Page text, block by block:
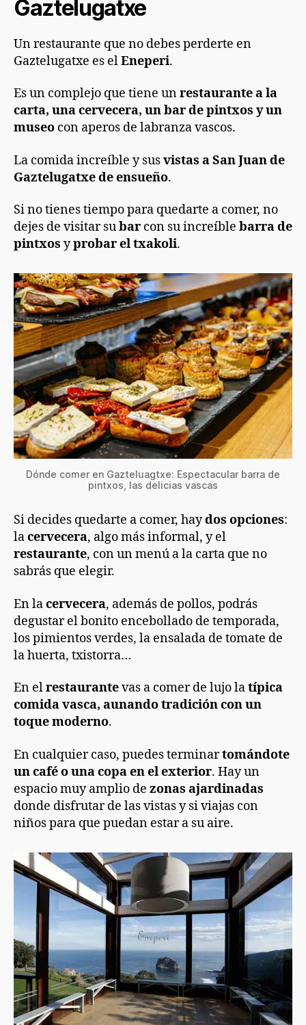
Gaztelugatxe
Un restaurante que no debes perderte en
Gaztelugatxe es elEneperi.
Es un complejo que tiene unrestaurante a la
carta, una cervecera, un bar de pintxos y un
museo con aperos de labranza vascos.
La comida increíble y susvistas a San Juan de
Gaztelugatxe de ensueño.
Si no tienes tiempo para quedarte a comer, no
dejes de visitar subar con su increíble barra de
pintxos yprobar el txakoli.
Dónde comer en Gazteluagtxe: Espectacular barra de
pintxos, las delicias vascas
Si decides quedarte a comer, haydos opciones:
lacervecera, algo más informal, y el
restaurante, con un menú a la carta que no
sabrás que elegir.
En lacervecera, además de pollos, podrás
degustar el bonito encebollado de temporada,
los pimientos verdes, la ensalada de tomate de
la huerta, txistorra…
En elrestaurantevas a comer de lujo latípica
comida vasca, aunando tradición con un
toque moderno.
En cualquier caso, puedes terminartomándote
un café o una copa en el exterior. Hay un
espacio muy amplio de zonas ajardinadas
donde disfrutar de las vistas y si viajas con
niños para que puedan estar a su aire.